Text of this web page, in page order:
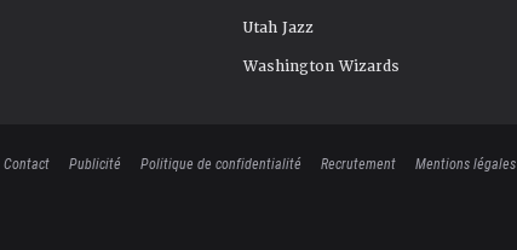
Utah Jazz
Washington Wizards
Contact Publicité Politique de confidentialité Recrutement Mentions légales